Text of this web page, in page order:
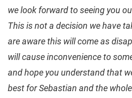
we look forward to seeing you
This is not a decision we have
are aware this will come as
will cause inconvenience to
and hope you understand that
best for Sebastian and the